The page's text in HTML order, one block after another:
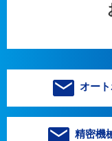
オー
精密機